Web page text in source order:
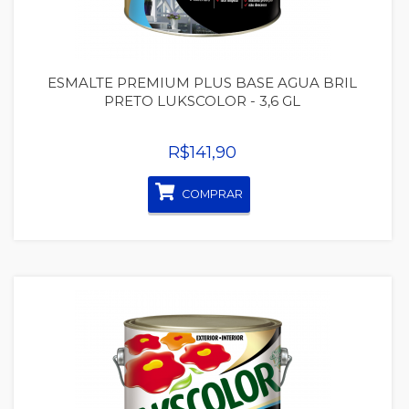
ESMALTE PREMIUM PLUS BASE AGUA BRIL
PRETO LUKSCOLOR - 3,6 GL
R$141,90
COMPRAR